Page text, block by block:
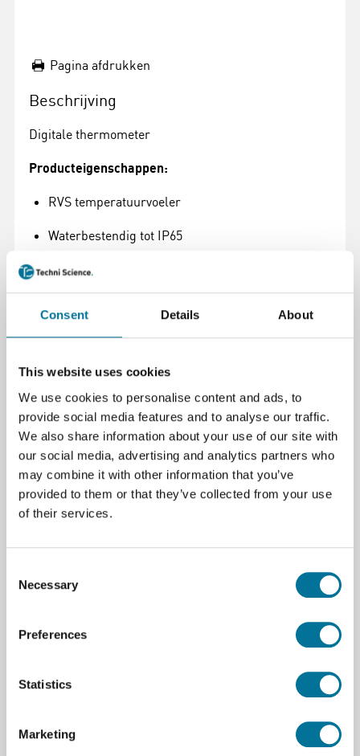
Consent Details About
This website uses cookies
We use cookies to personalise content and ads, to
provide social media features and to analyse our traffic.
We also share information about your use of our site with
our social media, advertising and analytics partners who
may combine it with other information that you’ve
provided to them or that they’ve collected from your use
of their services.
Selection
Necessary
Preferences
Statistics
Marketing
Pagina afdrukken
Beschrijving
Digitale thermometer
Producteigenschappen:
RVS temperatuurvoeler
Waterbestendig tot IP65
-40 tot +200C/F
Helder LCD scherm
Max-min geheugen
Specificaties:
Temperatuurbereik: -40 tot +200°C/°F
Nauwkeurigheid: -40 tot -21°C: +/-4°C -20 tot
-1°C: +/-2°C 0 tot 100°C: +/-1°C 101 tot 150°C:
+/-3°C
Resolutie: 0.1°C
Afmetingen sonde: 105 mm x Ø3,5 mm verkleind
Afmetingen product: 218 mm x 23 mm x 18 mm